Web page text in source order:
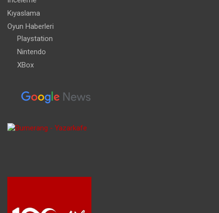
Kıyaslama
Oyun Haberleri
Playstation
Nintendo
XBox